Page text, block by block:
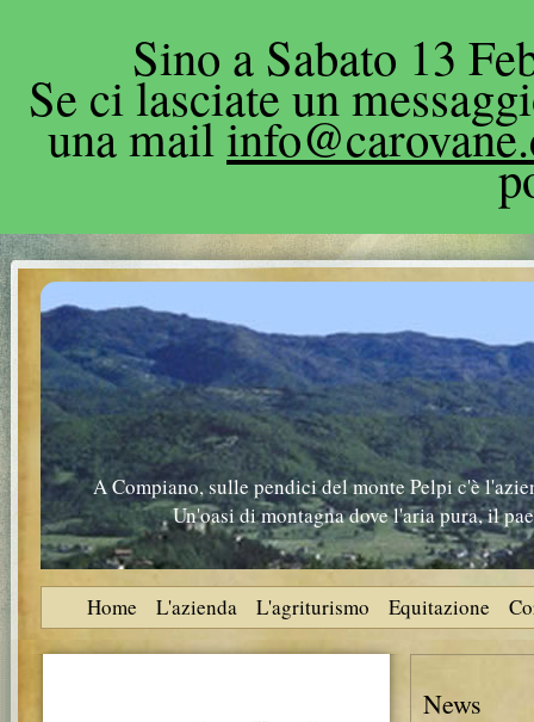
Sino a Sabato 13
Se ci lasciate un
una mail
A Compiano, sulle pendici del monte Pelpi c'è
Un'oasi di montagna dove l'aria pura, il
Home L'azienda L'agriturismo Equitazione
News